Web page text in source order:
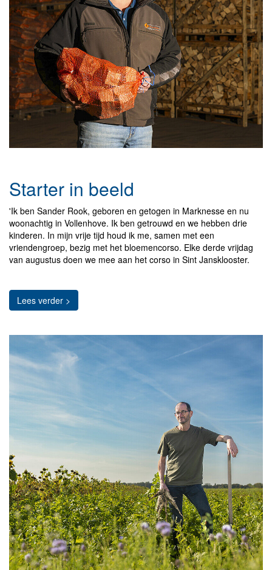
Starter in beeld
'Ik ben Sander Rook, geboren en getogen in Marknesse en nu
woonachtig in Vollenhove. Ik ben getrouwd en we hebben drie
kinderen. In mijn vrije tijd houd ik me, samen met een
vriendengroep, bezig met het bloemencorso. Elke derde vrijdag
van augustus doen we mee aan het corso in Sint Jansklooster.
Lees verder >